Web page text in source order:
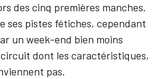
des cinq premières manches.
ses pistes fétiches, cependant
un week-end bien moins
dont les caractéristiques,
pas.